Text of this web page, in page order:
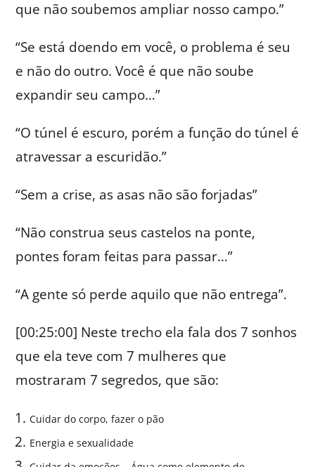
que não soubemos ampliar nosso campo.”
“Se está doendo em você, o problema é seu
e não do outro. Você é que não soube
expandir seu campo…”
“O túnel é escuro, porém a função do túnel é
atravessar a escuridão.”
“Sem a crise, as asas não são forjadas”
“Não construa seus castelos na ponte,
pontes foram feitas para passar…”
“A gente só perde aquilo que não entrega”.
[00:25:00] Neste trecho ela fala dos 7 sonhos
que ela teve com 7 mulheres que
mostraram 7 segredos, que são:
Cuidar do corpo, fazer o pão
Energia e sexualidade